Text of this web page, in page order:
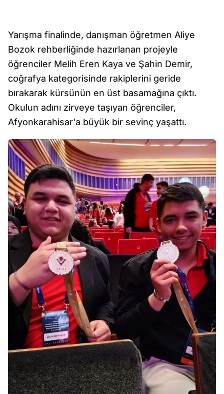
Yarışma finalinde, danışman öğretmen Aliye
Bozok rehberliğinde hazırlanan projeyle
öğrenciler Melih Eren Kaya ve Şahin Demir,
coğrafya kategorisinde rakiplerini geride
bırakarak kürsünün en üst basamağına çıktı.
Okulun adını zirveye taşıyan öğrenciler,
Afyonkarahisar'a büyük bir sevinç yaşattı.